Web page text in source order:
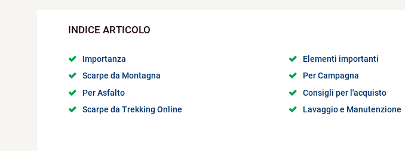
Importanza
Elementi importanti
Scarpe da Montagna
Per Campagna
Per Asfalto
Consigli per l'acquisto
Scarpe da Trekking Online
Lavaggio e Manutenzione